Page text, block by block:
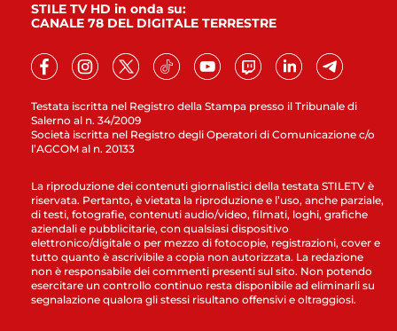
Testata iscritta nel Registro della Stampa presso il Tribunale di
Salerno al n. 34/2009
Società iscritta nel Registro degli Operatori di Comunicazione c/o
l’AGCOM al n. 20133
STILE TV HD in onda su:
CANALE 78 DEL DIGITALE TERRESTRE
La riproduzione dei contenuti giornalistici della testata STILETV è
riservata. Pertanto, è vietata la riproduzione e l’uso, anche parziale,
di testi, fotografie, contenuti audio/video, filmati, loghi, grafiche
aziendali e pubblicitarie, con qualsiasi dispositivo
elettronico/digitale o per mezzo di fotocopie, registrazioni, cover e
tutto quanto è ascrivibile a copia non autorizzata. La redazione
non è responsabile dei commenti presenti sul sito. Non potendo
esercitare un controllo continuo resta disponibile ad eliminarli su
segnalazione qualora gli stessi risultano offensivi e oltraggiosi.